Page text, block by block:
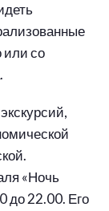
или со
«Ночь
до 22.00. Его